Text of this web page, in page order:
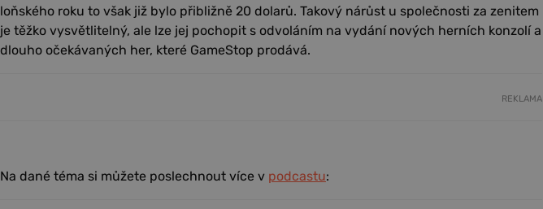
loňského roku to však již bylo přibližně 20 dolarů. Takový nárůst u společnosti za zenitem
je těžko vysvětlitelný, ale lze jej pochopit s odvoláním na vydání nových herních konzolí a
dlouho očekávaných her, které GameStop prodává.
REKLAMA
Na dané téma si můžete poslechnout více v podcastu: